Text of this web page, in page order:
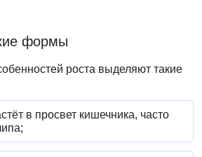
формы
роста выделяют такие
в просвет кишечника, часто